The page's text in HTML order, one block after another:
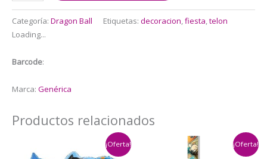
Decorativo
Dragon
Ball
Categoría: Dragon Ball Etiquetas: decoracion,fiesta,telon
Loading...
Barcode:
Marca: Genérica
Productos relacionados
¡Oferta! ¡Oferta!